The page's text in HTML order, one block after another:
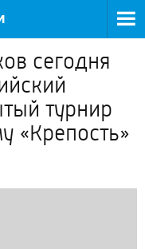
сегодня
турнир
«Крепость»